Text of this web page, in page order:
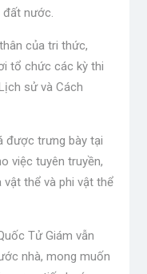
đất nước.
của tri thức,
tổ chức các kỳ thi
sử và Cách
được trưng bày tại
việc tuyên truyền,
thể và phi vật thể
Tử Giám vẫn
nhà, mong muốn